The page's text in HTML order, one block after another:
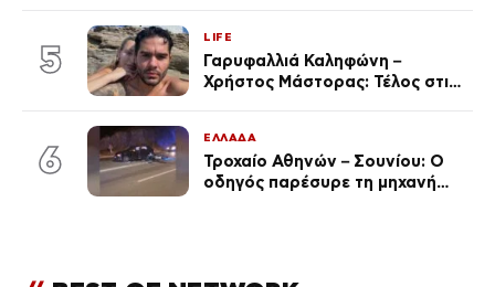
(Φωτογραφίες)
5
LIFE
Γαρυφαλλιά Καληφώνη –
Χρήστος Μάστορας: Τέλος στις
6
ΕΛΛΑΔΑ
Τροχαίο Αθηνών – Σουνίου: Ο
οδηγός παρέσυρε τη μηχανή